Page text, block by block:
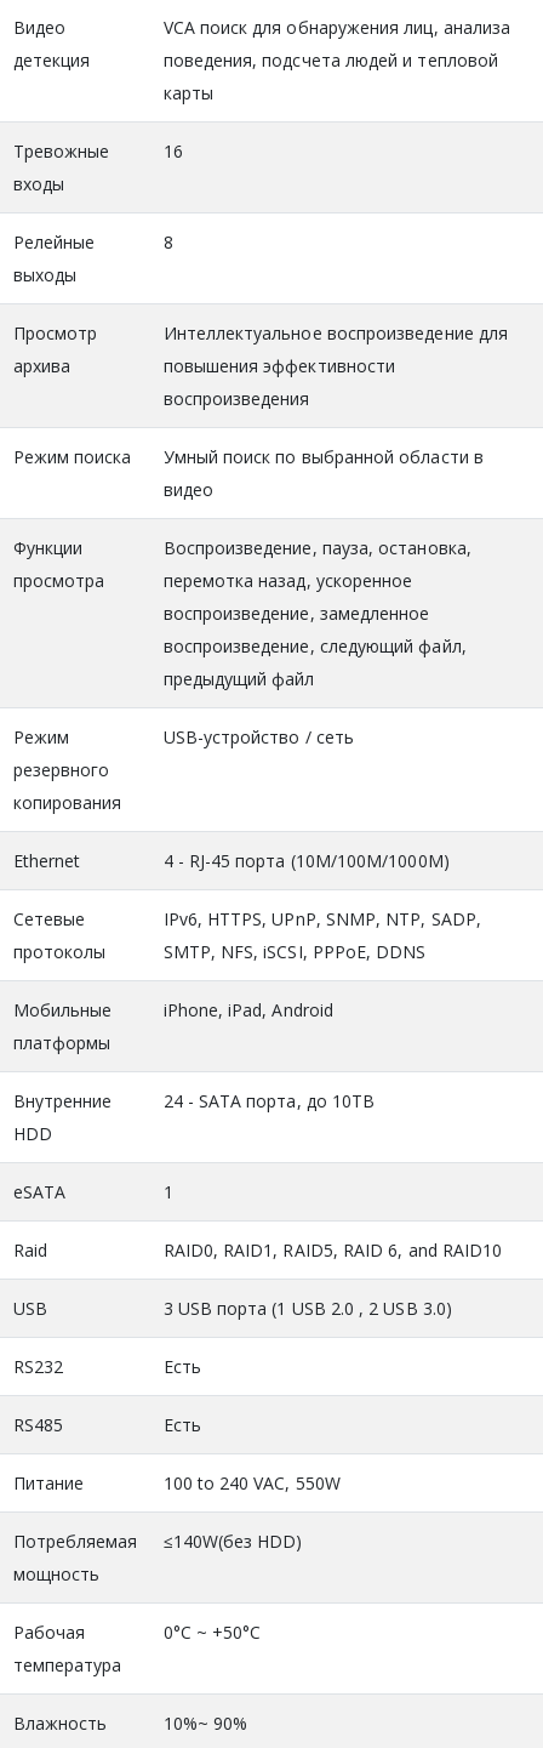
Видео
детекция
VCA поиск для обнаружения лиц, анализа
поведения, подсчета людей и тепловой
карты
Тревожные
входы
16
Релейные
выходы
8
Просмотр
архива
Интеллектуальное воспроизведение для
повышения эффективности
воспроизведения
Режим поиска
Умный поиск по выбранной области в
видео
Функции
просмотра
Воспроизведение, пауза, остановка,
перемотка назад, ускоренное
воспроизведение, замедленное
воспроизведение, следующий файл,
предыдущий файл
Режим
резервного
копирования
USB-устройство / сеть
Ethernet 4 - RJ-45 порта (10M/100M/1000M)
Сетевые
протоколы
IPv6, HTTPS, UPnP, SNMP, NTP, SADP,
SMTP, NFS, iSCSI, PPPoE, DDNS
Мобильные
платформы
iPhone, iPad, Android
Внутренние
HDD
24 - SATA порта, до 10TB
eSATA 1
Raid RAID0, RAID1, RAID5, RAID 6, and RAID10
USB 3 USB порта (1 USB 2.0 , 2 USB 3.0)
RS232 Есть
RS485 Есть
Питание 100 to 240 VAC, 550W
Потребляемая
мощность
≤140W(без HDD)
Рабочая
температура
0°C ~ +50°C
Влажность 10%~ 90%